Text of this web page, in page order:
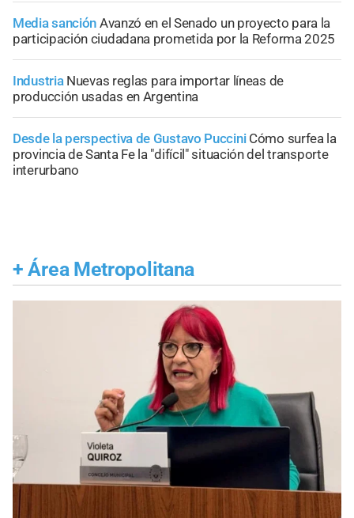
Media sanción Avanzó en el Senado un proyecto para la
participación ciudadana prometida por la Reforma 2025
Industria Nuevas reglas para importar líneas de
producción usadas en Argentina
Desde la perspectiva de Gustavo Puccini Cómo surfea la
provincia de Santa Fe la "difícil" situación del transporte
interurbano
+ Área Metropolitana